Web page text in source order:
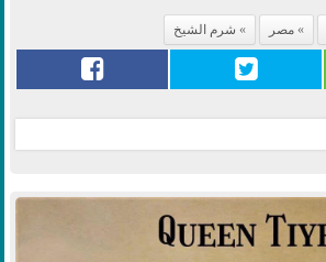
مصر شرم الشيخ